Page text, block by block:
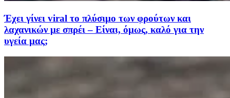
Έχει γίνει viral το πλύσιμο των φρούτων και
λαχανικών με σπρέι – Είναι, όμως, καλό για την
υγεία μας;